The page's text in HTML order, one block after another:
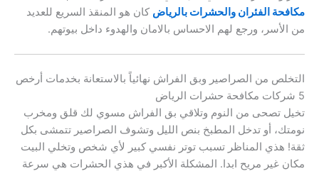
مكافحة الفئران والحشرات بالرياض كان هو المنقذ السريع للعديد
من الأسر، ورجع لهم الاحساس بالامان والهدوء داخل بيوتهم.
التخلص من الصراصير وبق الفراش نهائياً بالاستعانة بخدمات أرخص
5 شركات مكافحة حشرات الرياض
تخيل تصحى من النوم وتلاقي بق الفراش مسوي لك قلق ومخرب
نومتك، أو تدخل المطبخ بنص الليل وتشوف الصراصير تتمشى بكل
ثقة! هذي المناظر تسبب توتر نفسي كبير لأي شخص وتخلي البيت
مكان غير مريح ابدا. المشكلة الأكبر في هذي الحشرات هي سرعة